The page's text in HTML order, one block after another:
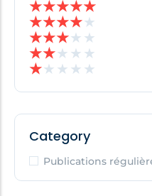
★★★★★
★★★★★
★★★★ ★
★★★ ★ ★
★★ ★ ★ ★
Category
Publications